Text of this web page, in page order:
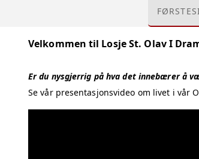
Velkommen til Losje St. Olav I
Er du nysgjerrig på hva det innebærer å
Se vår presentasjonsvideo om livet i vår